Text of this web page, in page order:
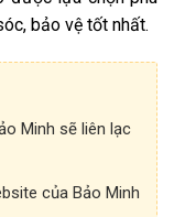
bảo vệ tốt nhất.
Minh sẽ liên lạc
của Bảo Minh